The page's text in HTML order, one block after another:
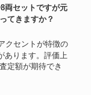
てきますか？
あります。評価上
定額が期待でき